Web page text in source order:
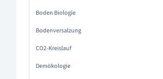
Boden Biologie
Bodenversalzung
CO2-Kreislauf
Demökologie